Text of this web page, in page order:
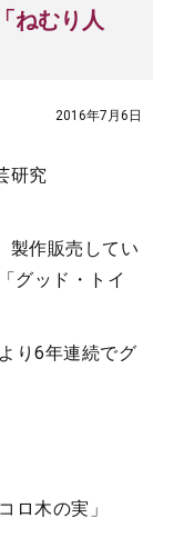
ねむり人
2016年7月6日
研究
製作販売してい
グッド・トイ
り6年連続でグ
木の実」